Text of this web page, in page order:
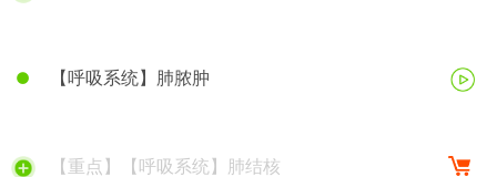
【呼吸系统】肺脓肿
【重点】【呼吸系统】肺结核